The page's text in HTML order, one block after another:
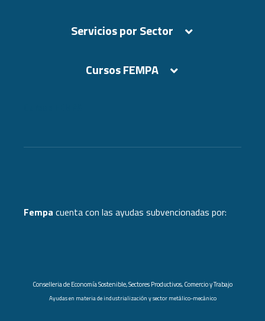
Servicios por Sector
Cursos FEMPA
Fempa cuenta con las ayudas subvencionadas por:
Conselleria de Economía Sostenible, Sectores Productivos, Comercio y Trabajo
Ayudas en materia de industrialización y sector metálico-mecánico